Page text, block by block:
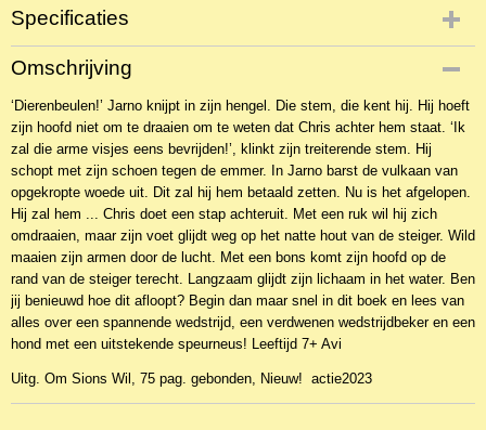
Specificaties
Productcode
NBKJa-21546
EAN code
9789463350549
Omschrijving
‘Dierenbeulen!’ Jarno knijpt in zijn hengel. Die stem, die kent hij. Hij hoeft
zijn hoofd niet om te draaien om te weten dat Chris achter hem staat. ‘Ik
zal die arme visjes eens bevrijden!’, klinkt zijn treiterende stem. Hij
schopt met zijn schoen tegen de emmer. In Jarno barst de vulkaan van
opgekropte woede uit. Dit zal hij hem betaald zetten. Nu is het afgelopen.
Hij zal hem ... Chris doet een stap achteruit. Met een ruk wil hij zich
omdraaien, maar zijn voet glijdt weg op het natte hout van de steiger. Wild
maaien zijn armen door de lucht. Met een bons komt zijn hoofd op de
rand van de steiger terecht. Langzaam glijdt zijn lichaam in het water. Ben
jij benieuwd hoe dit afloopt? Begin dan maar snel in dit boek en lees van
alles over een spannende wedstrijd, een verdwenen wedstrijdbeker en een
hond met een uitstekende speurneus! Leeftijd 7+ Avi
Uitg. Om Sions Wil, 75 pag. gebonden, Nieuw! actie2023